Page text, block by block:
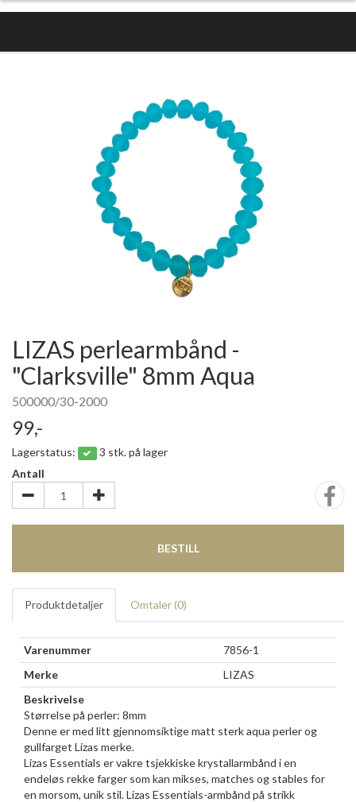
LIZAS perlearmbånd -
"Clarksville" 8mm Aqua
500000/30-2000
99,-
Lagerstatus:
3 stk. på lager
Antall
BESTILL
Produktdetaljer Omtaler (0)
Varenummer
7856-1
Merke
LIZAS
Beskrivelse
Størrelse på perler: 8mm
Denne er med litt gjennomsiktige matt sterk aqua perler og
gullfarget Lizas merke.
Lizas Essentials er vakre tsjekkiske krystallarmbånd i en
endeløs rekke farger som kan mikses, matches og stables for
en morsom, unik stil. Lizas Essentials-armbånd på strikk